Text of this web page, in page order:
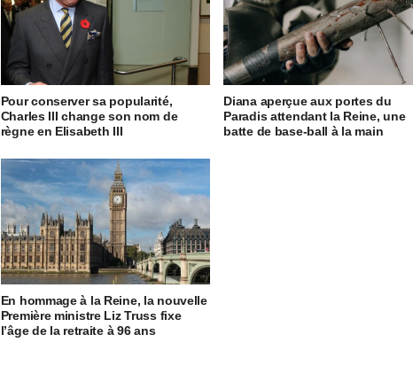
Pour conserver sa popularité,
Charles III change son nom de
règne en Elisabeth III
Diana aperçue aux portes du
Paradis attendant la Reine, une
batte de base-ball à la main
En hommage à la Reine, la nouvelle
Première ministre Liz Truss fixe
l’âge de la retraite à 96 ans